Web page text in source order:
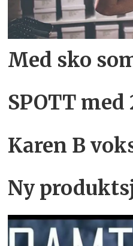
Med sko
SPOTT
Karen B
Ny